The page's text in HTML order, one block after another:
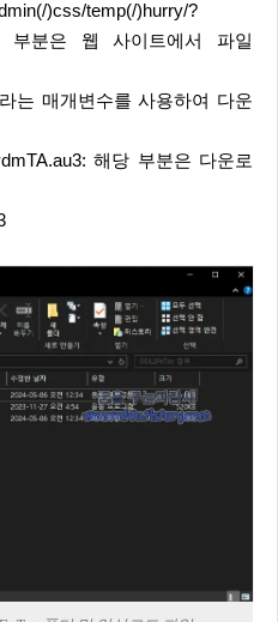
)css/temp(/)hurry/?
부분은 웹 사이트에서 파일
는 매개변수를 사용하여 다운
해당 부분은 다운로